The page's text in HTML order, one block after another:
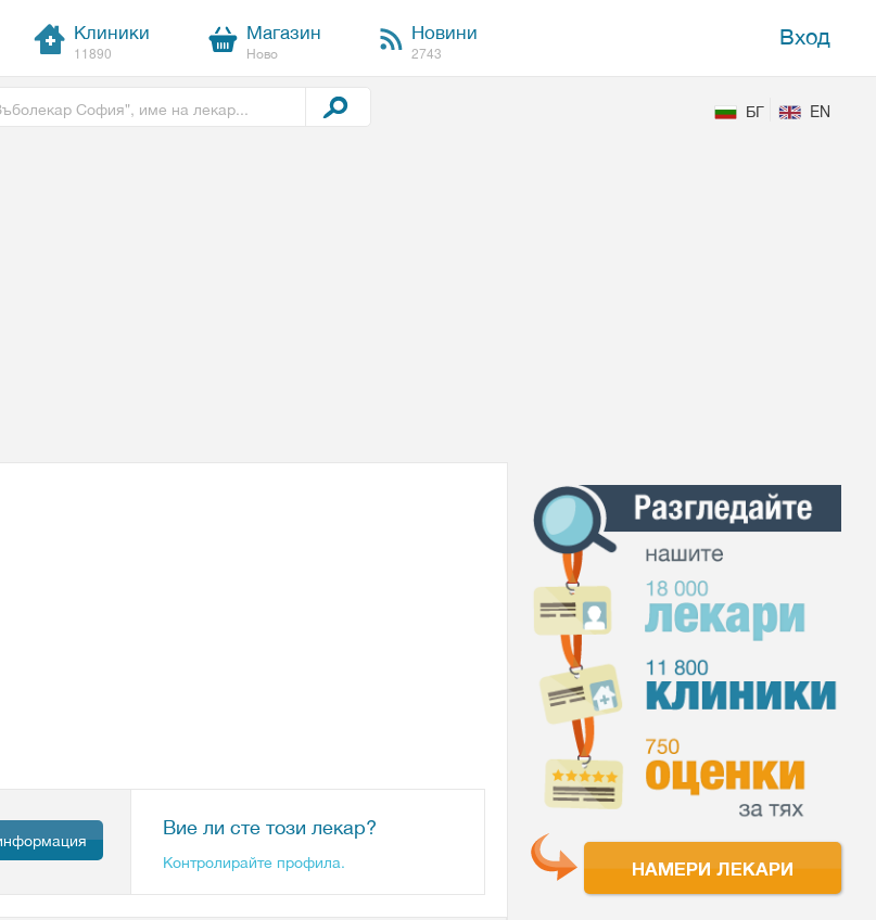
Клиники
11890
Магазин
Ново
Новини
2743
Вход
БГ EN
Вие ли сте този лекар?
Контролирайте профила. НАМЕРИ ЛЕКАРИ